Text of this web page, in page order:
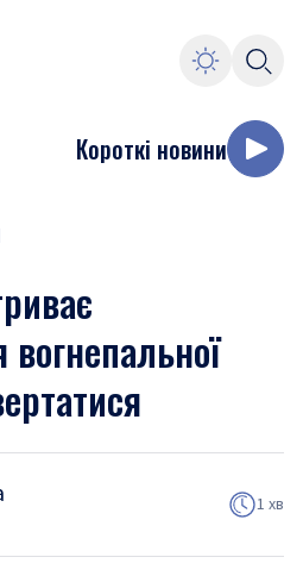
Короткі новини
1 хв